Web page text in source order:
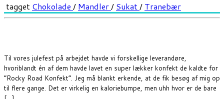
Til vores julefest på arbejdet havde vi forskellige leverandøre,
hvoriblandt én af dem havde lavet en super lækker konfekt de kaldte for
“Rocky Road Konfekt”. Jeg må blankt erkende, at de fik besøg af mig op
til flere gange. Det er virkelig en kaloriebumpe, men uhh hvor er de bare
tagget Chokolade / Mandler/ Sukat/ Tranebær